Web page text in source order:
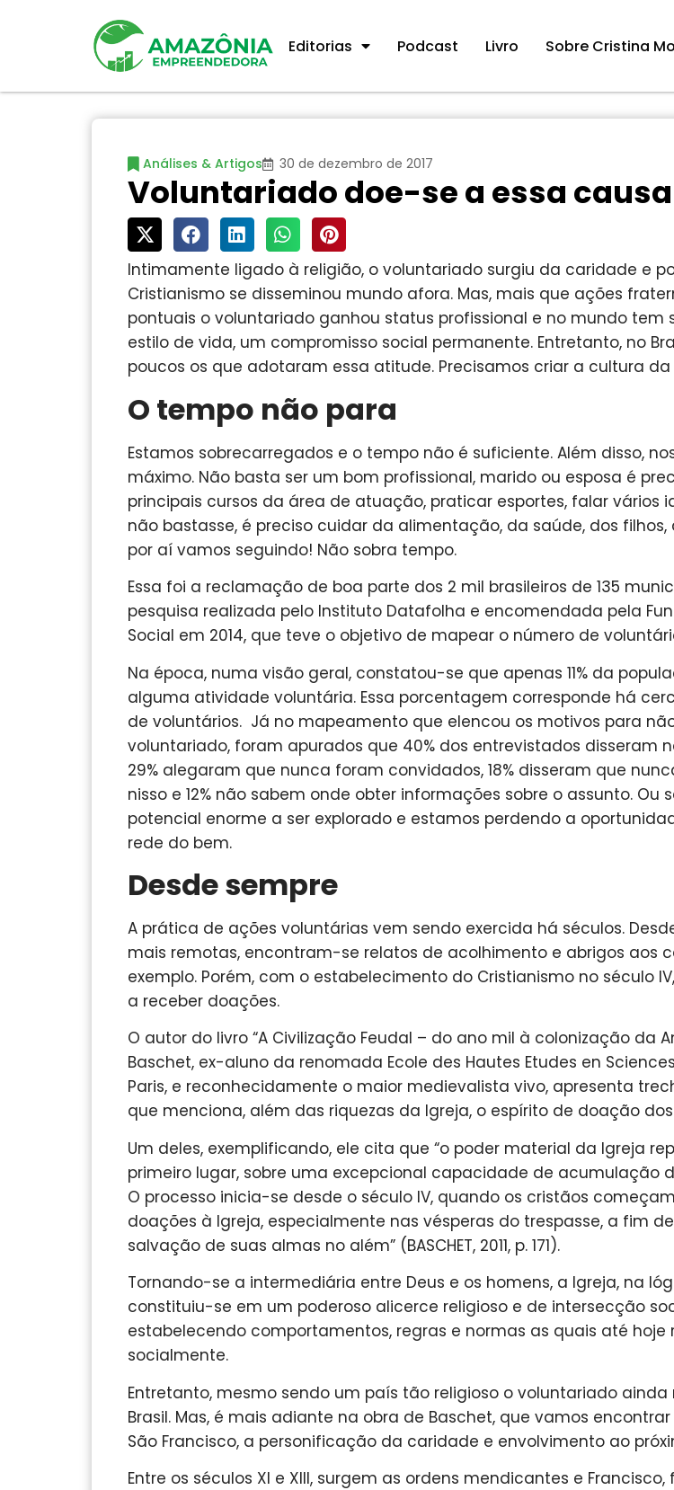
Editorias Podcast Livro Sobre Cristina
Análises & Artigos 30 de dezembro de 2017
Voluntariado doe-se a essa
Intimamente ligado à religião, o voluntariado surgiu da caridade e
Cristianismo se disseminou mundo afora. Mas, mais que ações
pontuais o voluntariado ganhou status profissional e no mundo tem
estilo de vida, um compromisso social permanente. Entretanto, no
poucos os que adotaram essa atitude. Precisamos criar a cultura
O tempo não para
Estamos sobrecarregados e o tempo não é suficiente. Além disso,
máximo. Não basta ser um bom profissional, marido ou esposa é
principais cursos da área de atuação, praticar esportes, falar vários
não bastasse, é preciso cuidar da alimentação, da saúde, dos filhos,
por aí vamos seguindo! Não sobra tempo.
Essa foi a reclamação de boa parte dos 2 mil brasileiros de 135
pesquisa realizada pelo Instituto Datafolha e encomendada pela
Social em 2014, que teve o objetivo de mapear o número de
Na época, numa visão geral, constatou-se que apenas 11% da
alguma atividade voluntária. Essa porcentagem corresponde há
de voluntários. Já no mapeamento que elencou os motivos para
voluntariado, foram apurados que 40% dos entrevistados disseram
29% alegaram que nunca foram convidados, 18% disseram que
nisso e 12% não sabem onde obter informações sobre o assunto. Ou
potencial enorme a ser explorado e estamos perdendo a
rede do bem.
Desde sempre
A prática de ações voluntárias vem sendo exercida há séculos.
mais remotas, encontram-se relatos de acolhimento e abrigos aos
exemplo. Porém, com o estabelecimento do Cristianismo no século
a receber doações.
O autor do livro “A Civilização Feudal – do ano mil à colonização da
Baschet, ex-aluno da renomada Ecole des Hautes Etudes en
Paris, e reconhecidamente o maior medievalista vivo, apresenta
que menciona, além das riquezas da Igreja, o espírito de doação
Um deles, exemplificando, ele cita que “o poder material da Igreja
primeiro lugar, sobre uma excepcional capacidade de acumulação
O processo inicia-se desde o século IV, quando os cristãos
doações à Igreja, especialmente nas vésperas do trespasse, a fim
salvação de suas almas no além” (BASCHET, 2011, p. 171).
Tornando-se a intermediária entre Deus e os homens, a Igreja, na
constituiu-se em um poderoso alicerce religioso e de intersecção
estabelecendo comportamentos, regras e normas as quais até hoje
socialmente.
Entretanto, mesmo sendo um país tão religioso o voluntariado
Brasil. Mas, é mais adiante na obra de Baschet, que vamos
São Francisco, a personificação da caridade e envolvimento ao
Entre os séculos XI e XIII, surgem as ordens mendicantes e